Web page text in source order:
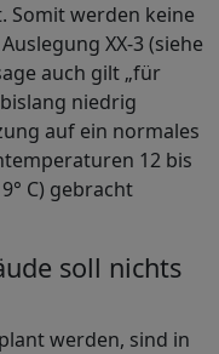
Somit werden keine
XX-3 (siehe
auch gilt „für
niedrig
auf ein normales
12 bis
C) gebracht
soll nichts
werden, sind in